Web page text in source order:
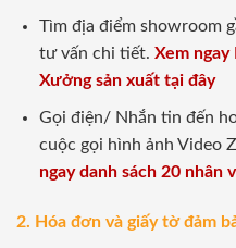
Tìm địa điểm showroom
tư vấn chi tiết. Xem ngay
Xưởng sản xuất tại đây
Gọi điện/ Nhắn tin đến
cuộc gọi hình ảnh Video
ngay danh sách 20 nhân
2. Hóa đơn và giấy tờ đảm